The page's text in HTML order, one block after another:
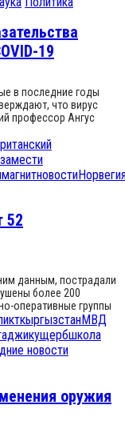
19
в последние годы
что вирус
профессор Ангус
замести
магнитновости
52
данным, пострадали
более 200
оперативные группы
кыргызстанМВД
ущербшкола
новости
оружия